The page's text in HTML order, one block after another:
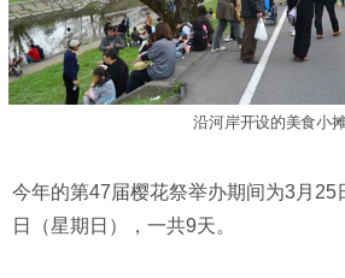
沿河岸开设的美食小
今年的第47届樱花祭举办期间为3月25
日（星期日），一共9天。